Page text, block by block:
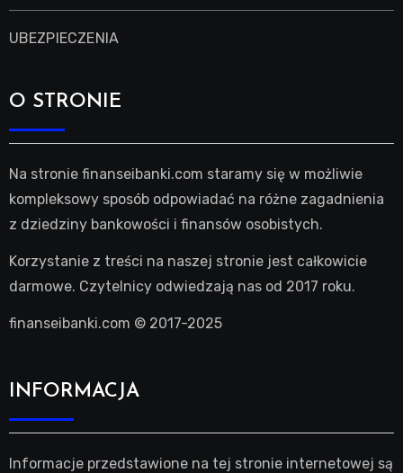
UBEZPIECZENIA
O STRONIE
Na stronie finanseibanki.com staramy się w możliwie
kompleksowy sposób odpowiadać na różne zagadnienia
z dziedziny bankowości i finansów osobistych.
Korzystanie z treści na naszej stronie jest całkowicie
darmowe. Czytelnicy odwiedzają nas od 2017 roku.
finanseibanki.com © 2017-2025
INFORMACJA
Informacje przedstawione na tej stronie internetowej są